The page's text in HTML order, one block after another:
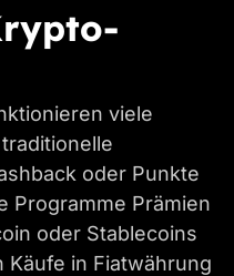
viele
oder Punkte
Programme Prämien
oder Stablecoins
Käufe in Fiatwährung